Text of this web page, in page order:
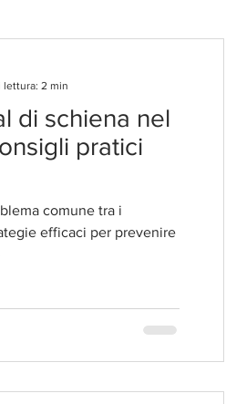
di schiena nel
pratici
comune tra i
efficaci per prevenire
lettura: 2 min